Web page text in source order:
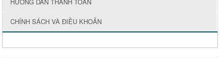
CHÍNH SÁCH VÀ ĐIỀU KHOẢN